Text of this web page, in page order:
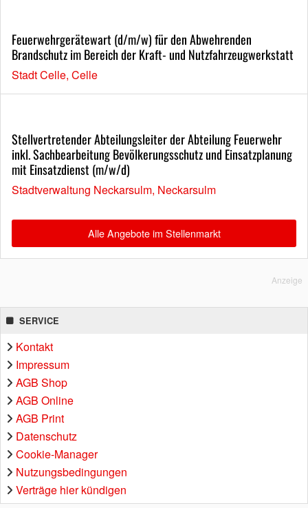
Feuerwehrgerätewart (d/m/w) für den Abwehrenden
Brandschutz im Bereich der Kraft- und Nutzfahrzeugwerkstatt
Stadt Celle, Celle
Stellvertretender Abteilungsleiter der Abteilung Feuerwehr
inkl. Sachbearbeitung Bevölkerungsschutz und Einsatzplanung
mit Einsatzdienst (m/w/d)
Stadtverwaltung Neckarsulm, Neckarsulm
Alle Angebote im Stellenmarkt
Anzeige
SERVICE
Kontakt
Impressum
AGB Shop
AGB Online
AGB Print
Datenschutz
Cookie-Manager
Nutzungsbedingungen
Verträge hier kündigen